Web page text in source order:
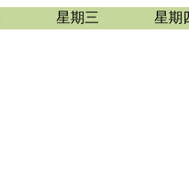
星期三
星期